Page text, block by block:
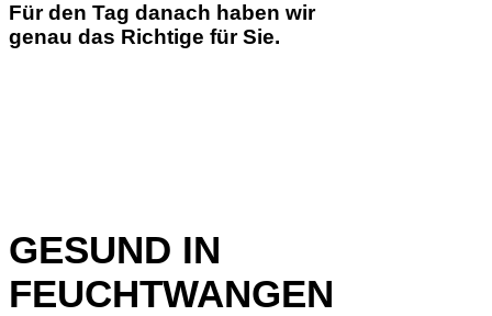
Für den Tag danach haben wir
genau das Richtige für Sie.
GESUND IN
FEUCHTWANGEN